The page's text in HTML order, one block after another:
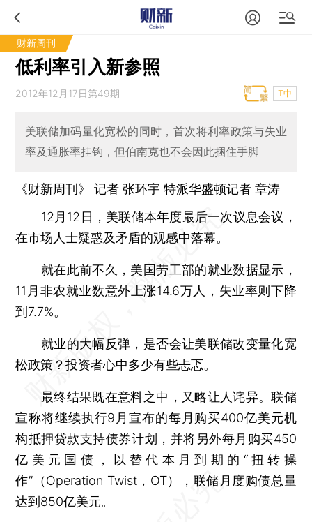
财新周刊
低利率引入新参照
2012年12月17日第49期 T中
美联储加码量化宽松的同时，首次将利率政策与失业
率及通胀率挂钩，但伯南克也不会因此捆住手脚
《财新周刊》 记者张环宇 特派华盛顿记者章涛
12月12日，美联储本年度最后一次议息会议，
在市场人士疑惑及矛盾的观感中落幕。
就在此前不久，美国劳工部的就业数据显示，
11月非农就业数意外上涨14.6万人，失业率则下降
到7.7%。
就业的大幅反弹，是否会让美联储改变量化宽
松政策？投资者心中多少有些忐忑。
最终结果既在意料之中，又略让人诧异。联储
宣称将继续执行9月宣布的每月购买400亿美元机
构抵押贷款支持债券计划，并将另外每月购买450
亿美元国债，以替代本月到期的“扭转操
作”（Operation Twist，OT），联储月度购债总量
达到850亿美元。